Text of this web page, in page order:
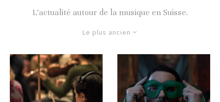
L’actualité autour de la musique en Suisse.
Le plus ancien